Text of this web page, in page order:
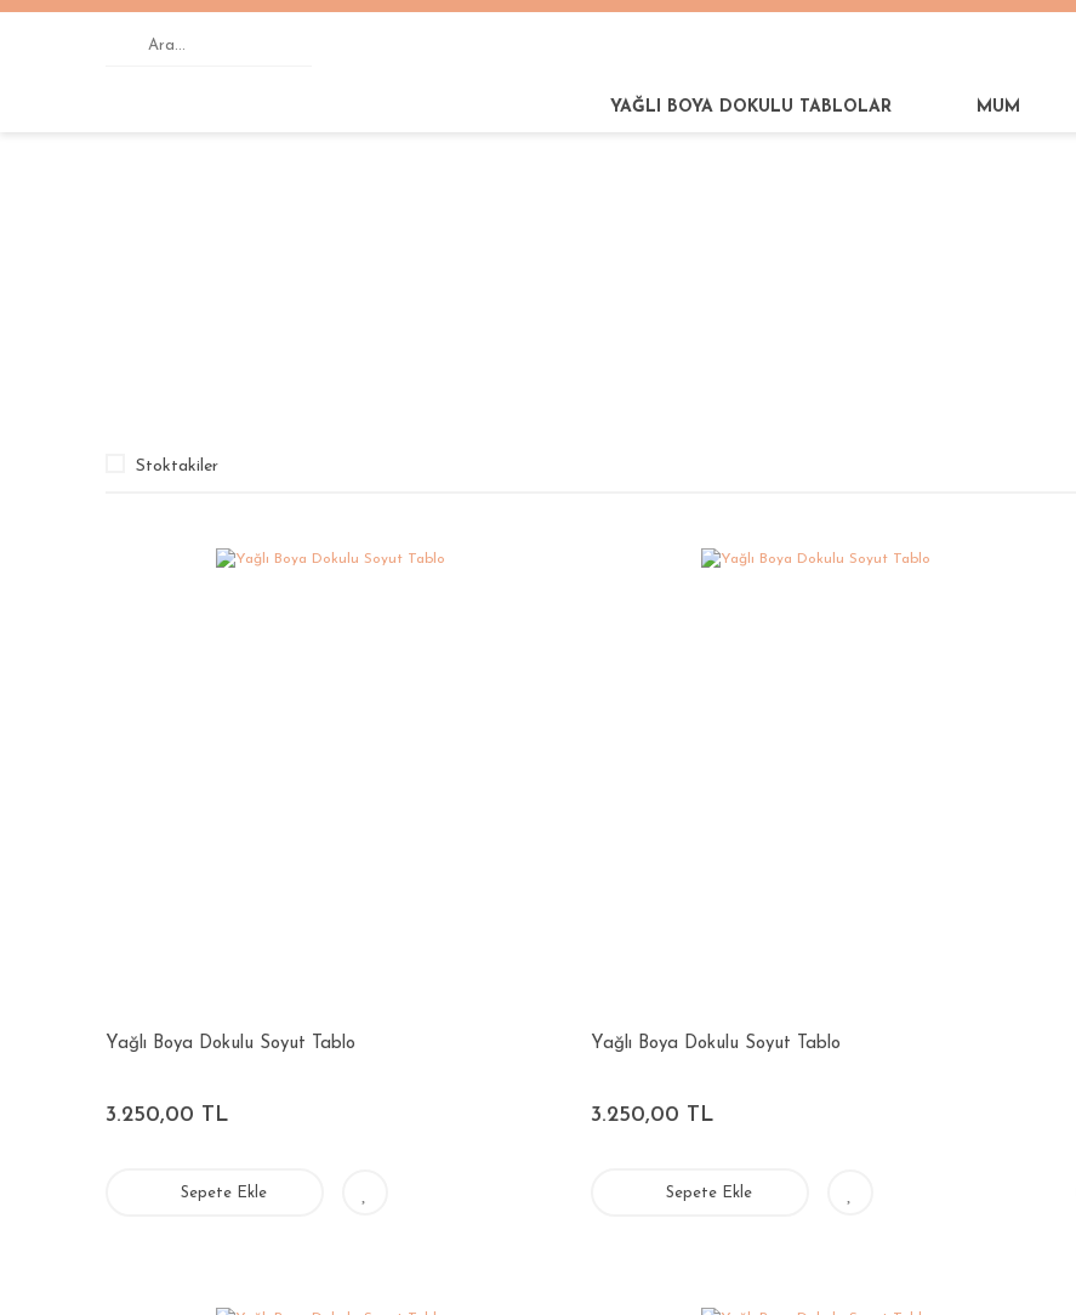
YAĞLI BOYA DOKULU TABLOLAR MUM
Stoktakiler
Yağlı Boya Dokulu Soyut Tablo
3.250,00 TL
Sepete Ekle
Yağlı Boya Dokulu Soyut Tablo
3.250,00 TL
Sepete Ekle